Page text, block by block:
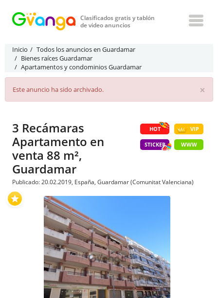
Clasificados gratis y tablón
de video anuncios
Inicio
Todos los anuncios en Guardamar
Bienes raíces Guardamar
Apartamentos y condominios Guardamar
×
Este anuncio ha sido archivado.
HOT VIP
STICKER WWW
3 Recámaras
Apartamento en
venta 88 m²,
Guardamar
Publicado: 20.02.2019, España, Guardamar (Comunitat Valenciana)